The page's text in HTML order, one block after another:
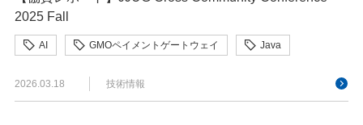
2025 Fall
AI GMOペイメントゲートウェイ
Java
2026.03.18
技術情報